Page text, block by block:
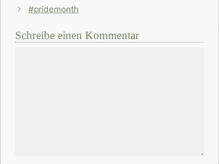
#pridemonth
Schreibe einen Kommentar